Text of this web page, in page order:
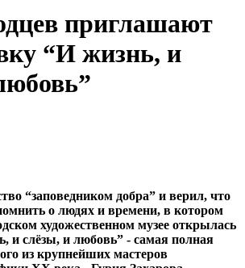
приглашают
“И жизнь, и
“заповедником добра” и верил, что
о людях и времени, в котором
художественном музее открылась
и слёзы, и любовь” - самая полная
из крупнейших мастеров